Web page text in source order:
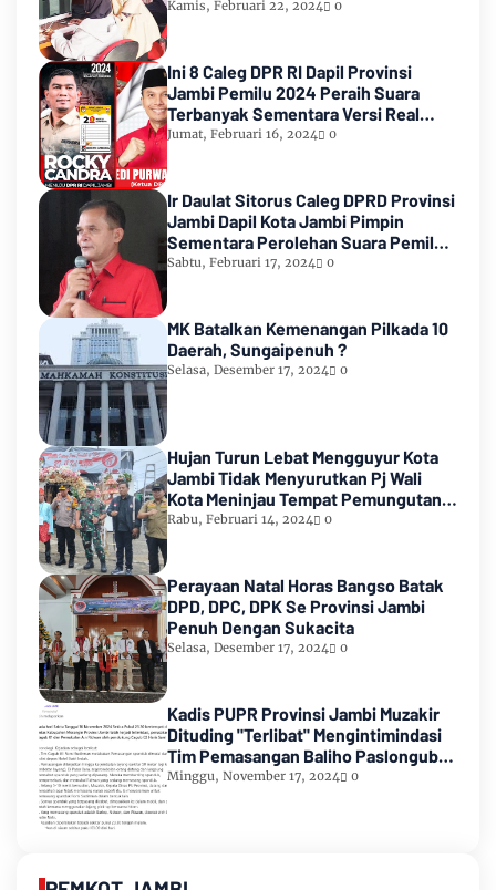
Kamis, Februari 22, 2024 0
Ini 8 Caleg DPR RI Dapil Provinsi
Jambi Pemilu 2024 Peraih Suara
Terbanyak Sementara Versi Real
Count KPU RI
Jumat, Februari 16, 2024 0
Ir Daulat Sitorus Caleg DPRD Provinsi
Jambi Dapil Kota Jambi Pimpin
Sementara Perolehan Suara Pemilu
2024
Sabtu, Februari 17, 2024 0
MK Batalkan Kemenangan Pilkada 10
Daerah, Sungaipenuh ?
Selasa, Desember 17, 2024 0
Hujan Turun Lebat Mengguyur Kota
Jambi Tidak Menyurutkan Pj Wali
Kota Meninjau Tempat Pemungutan
Suara Pemilu 2024
Rabu, Februari 14, 2024 0
Perayaan Natal Horas Bangso Batak
DPD, DPC, DPK Se Provinsi Jambi
Penuh Dengan Sukacita
Selasa, Desember 17, 2024 0
Kadis PUPR Provinsi Jambi Muzakir
Dituding "Terlibat" Mengintimindasi
Tim Pemasangan Baliho Paslongub
Romi-Sudirman
Minggu, November 17, 2024 0